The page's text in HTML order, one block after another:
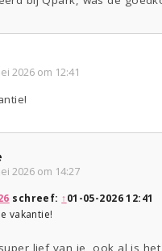
2026 om 12:41
2026 om 14:27
schreef: ↑01-05-2026 12:41
vakantie!
lief van je, ook al is